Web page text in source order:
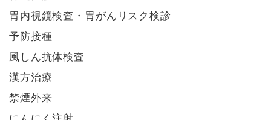
胃内視鏡検査・胃がんリスク検診
予防接種
風しん抗体検査
漢方治療
禁煙外来